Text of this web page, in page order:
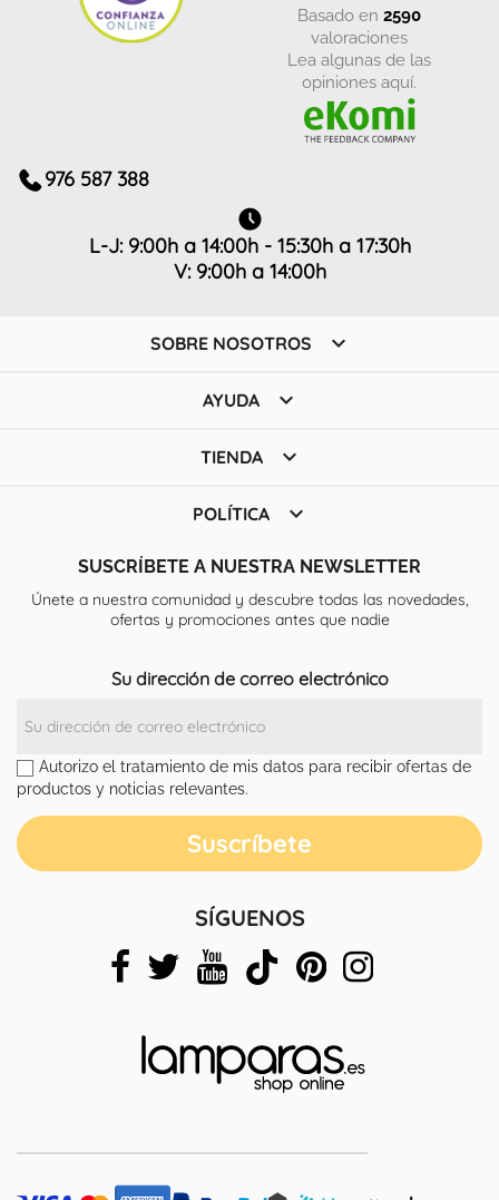
basado en 2590
valoraciones
Lea algunas de las
opiniones aquí.
976 587 388
L-J: 9:00h a 14:00h - 15:30h a 17:30h
V: 9:00h a 14:00h
SOBRE NOSOTROS 
AYUDA 
TIENDA 
POLÍTICA 
SUSCRÍBETE A NUESTRA NEWSLETTER
Únete a nuestra comunidad y descubre todas las novedades,
ofertas y promociones antes que nadie
Su dirección de correo electrónico
Autorizo el tratamiento de mis datos para recibir ofertas de
productos y noticias relevantes.
SÍGUENOS